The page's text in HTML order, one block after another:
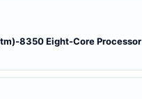
8350 Eight-Core Processor